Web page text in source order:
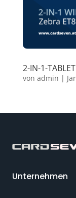
2-IN-1-
von admin |
Unternehmen